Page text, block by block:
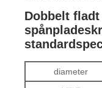
Dobbelt
diameter